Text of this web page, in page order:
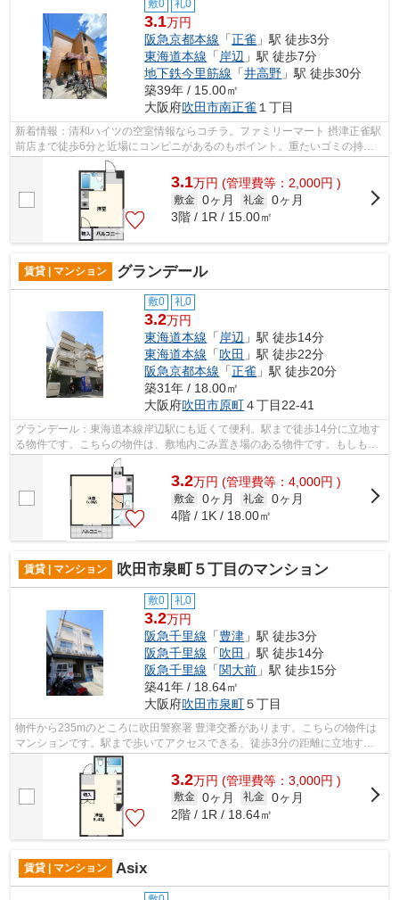
敷0 礼0
3.1万円
阪急京都本線 「正雀 」駅 徒歩3分
東海道本線 「 岸辺 」駅 徒歩7分
地下鉄今里筋線 「井高野 」駅 徒歩30分
築39年 / 15.00㎡
大阪府吹田市南正雀 １丁目
新着情報：清和ハイツの空室情報ならコチラ。ファミリーマート 摂津正雀駅
前店まで徒歩6分と近場にコンビニがあるのもポイント。重たいゴミの持ち
運びがしやすく、敷地内にごみ置き場...
3.1万円 (管理費等：2,000円 )
敷金 0ヶ月 礼金 0ヶ月
3階 / 1R / 15.00㎡
賃貸 | マンション グランデール
敷0 礼0
3.2万円
東海道本線 「岸辺 」駅 徒歩14分
東海道本線 「吹田 」駅 徒歩22分
阪急京都本線 「正雀 」駅 徒歩20分
築31年 / 18.00㎡
大阪府吹田市原町４丁目22-41
グランデール：東海道本線岸辺駅にも近くて便利。駅まで徒歩14分に立地す
る物件です。こちらの物件は、敷地内ごみ置き場のある物件です。もしもの
ときの地震にも心強い鉄骨造物件。ミ...
3.2万円 (管理費等：4,000円 )
敷金 0ヶ月 礼金 0ヶ月
4階 / 1K / 18.00㎡
賃貸 | マンション 吹田市泉町５丁目のマンション
敷0 礼0
3.2万円
阪急千里線 「豊津 」駅 徒歩3分
阪急千里線 「吹田 」駅 徒歩14分
阪急千里線 「関大前 」駅 徒歩15分
築41年 / 18.64㎡
大阪府吹田市泉町５丁目
物件から235mのところに吹田警察署 豊津交番があります。こちらの物件は
マンションです。駅まで歩いてアクセスできる、徒歩3分の距離に立地する
物件です。頑強で信頼性の高い鉄骨造の...
3.2万円 (管理費等：3,000円 )
敷金 0ヶ月 礼金 0ヶ月
2階 / 1R / 18.64㎡
賃貸 | マンション Asix